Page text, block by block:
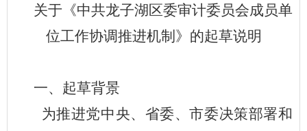
关于《中共龙子湖区委审计委员会成员单
位工作协调推进机制 》的起草说明
一、起草背景
为推进党中央、省委、市委决策部署和